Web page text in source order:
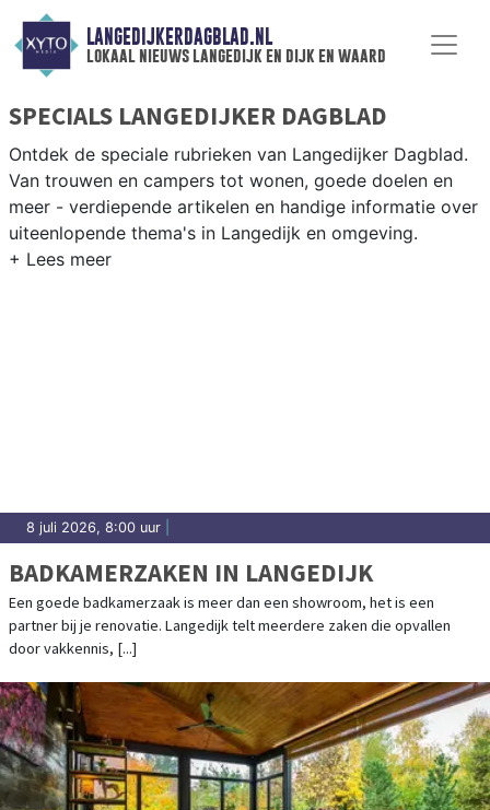
LANGEDIJKERDAGBLAD.NL
lokaal nieuws langedijk en dijk en waard
SPECIALS LANGEDIJKER DAGBLAD
Ontdek de speciale rubrieken van Langedijker Dagblad.
Van trouwen en campers tot wonen, goede doelen en
meer - verdiepende artikelen en handige informatie over
uiteenlopende thema's in Langedijk en omgeving.
8 juli 2026, 8:00 uur
BADKAMERZAKEN IN LANGEDIJK
Een goede badkamerzaak is meer dan een showroom, het is een
partner bij je renovatie. Langedijk telt meerdere zaken die opvallen
door vakkennis, [...]